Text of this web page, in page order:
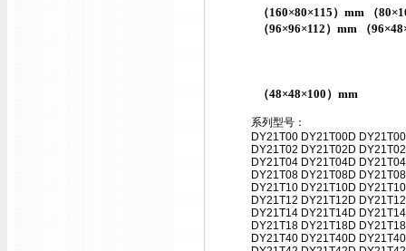
（160×80×115）mm （
（96×96×112）mm （
（48×48×100）mm
系列型号：
DY21T00 DY21T00D
DY21T02 DY21T02D
DY21T04 DY21T04D
DY21T08 DY21T08D
DY21T10 DY21T10D
DY21T12 DY21T12D
DY21T14 DY21T14D
DY21T18 DY21T18D
DY21T40 DY21T40D